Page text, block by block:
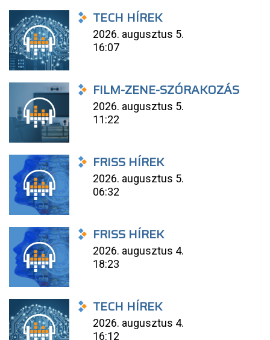
TECH HÍREK
2026. augusztus 5.
16:07
FILM-ZENE-SZÓRAKOZÁS
2026. augusztus 5.
11:22
FRISS HÍREK
2026. augusztus 5.
06:32
FRISS HÍREK
2026. augusztus 4.
18:23
TECH HÍREK
2026. augusztus 4.
16:12